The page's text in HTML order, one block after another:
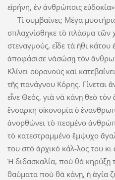
εἰρήνη, ἐν ἀνθρώποις
Τί συμβαίνει; Μέγα
σπλαχνίσθηκε τὸ πλάσμα τῶν
στεναγμούς, εἶδε τὰ ἠθι κάτου
ἀποφάσισε νὰσώσῃ τὸν
Κλίνει οὐρανοὺς καὶ
τῆς πανάγνου Κόρης. Γίνεται
εἶνε Θεός, γιὰ νὰ κάνῃ θεὸ
ἔνσαρκη οἰκονομία ὁ
ἀνορθώνει τὸ πεσμένο
τὸ κατεστραμμένο ἔμψυχο
του στὸ ἀρχικὸ κάλ-λος του
Ἡ διδασκαλία, ποὺ θὰ κηρύξῃ
θαύματα ποὺ θὰ κάνῃ, ἡ ἁγία